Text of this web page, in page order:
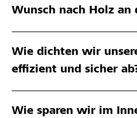
Wunsch nach Holz an
Wie dichten wir
effizient und sicher
Wie sparen wir im